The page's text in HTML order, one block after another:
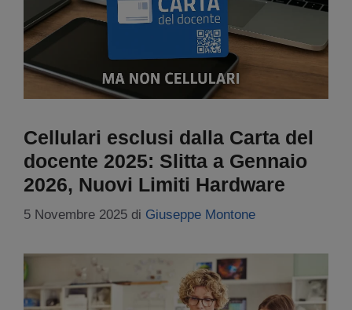
Cellulari esclusi dalla Carta del
docente 2025: Slitta a Gennaio
2026, Nuovi Limiti Hardware
5 Novembre 2025 di Giuseppe Montone